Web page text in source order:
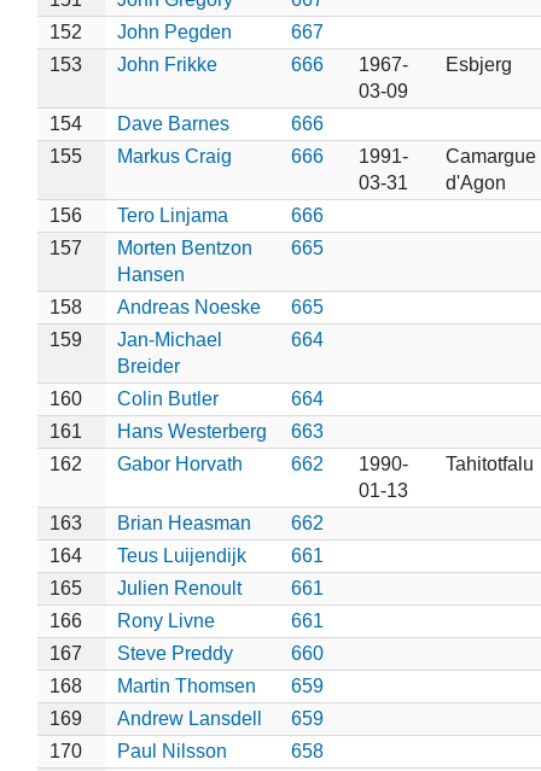
152
John Pegden
667
153
John Frikke 666
1967-
03-09
Esbjerg
154 Dave Barnes
666
155
Markus Craig 666
1991-
03-31
Camargue
d'Agon
156
Tero Linjama
666
157
Morten Bentzon
Hansen
665
158 Andreas Noeske
665
159
Jan-Michael
Breider
664
160 Colin Butler
664
161
Hans Westerberg
663
162
Gabor Horvath 662
1990-
01-13
Tahitotfalu
163 Brian Heasman
662
164
Teus Luijendijk
661
165
Julien Renoult
661
166
Rony Livne
661
167
Steve Preddy
660
168
Martin Thomsen
659
169
Andrew Lansdell
659
170
Paul Nilsson
658